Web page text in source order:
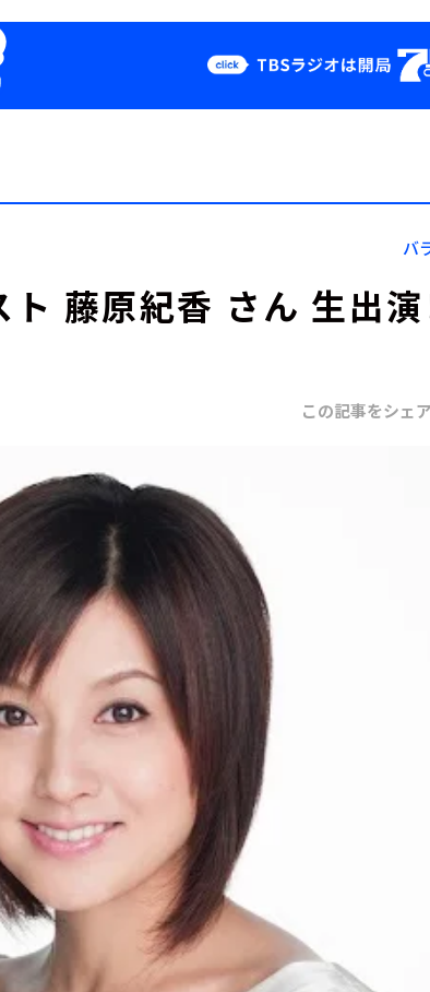
Podcast
会社
バ
ト 藤原紀香 さん 生出演
この記事をシェア